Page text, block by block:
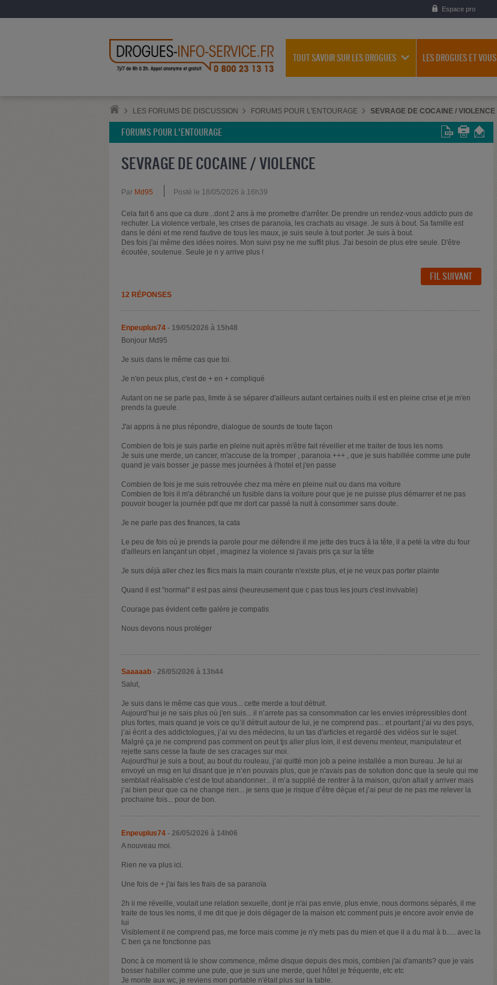
Espace pro
TOUT SAVOIR SUR LES DROGUES LES DROGUES ET VOUS
LES FORUMS DE DISCUSSION FORUMS POUR L'ENTOURAGE SEVRAGE DE COCAINE / VIOLENCE
FORUMS POUR L'ENTOURAGE
SEVRAGE DE COCAINE / VIOLENCE
Par Md95 Posté le 18/05/2026 à 16h39
Cela fait 6 ans que ca dure...dont 2 ans à me promettre d'arrêter. De prendre un rendez-vous addicto puis de
rechuter. La violence verbale, les crises de paranoïa, les crachats au visage. Je suis à bout. Sa famille est
dans le déni et me rend fautive de tous les maux, je suis seule à tout porter. Je suis à bout.
Des fois j'ai même des idées noires. Mon suivi psy ne me suffit plus. J'ai besoin de plus etre seule. D'être
écoutée, soutenue. Seule je n y arrive plus !
FIL SUIVANT
12 RÉPONSES
Enpeuplus74 - 19/05/2026 à 15h48
Bonjour Md95
Je suis dans le même cas que toi.
Je n'en peux plus, c'est de + en + compliqué
Autant on ne se parle pas, limite à se séparer d'ailleurs autant certaines nuits il est en pleine crise et je m'en
prends la gueule.
J'ai appris à ne plus répondre, dialogue de sourds de toute façon
Combien de fois je suis partie en pleine nuit après m'être fait réveiller et me traiter de tous les noms
Je suis une merde, un cancer, m'accuse de la tromper , paranoia +++ , que je suis habillée comme une pute
quand je vais bosser ,je passe mes journées à l'hotel et j'en passe
Combien de fois je me suis retrouvée chez ma mère en pleine nuit ou dans ma voiture
Combien de fois il m'a débranché un fusible dans la voiture pour que je ne puisse plus démarrer et ne pas
pouvoir bouger la journée pdt que mr dort car passé la nuit à consommer sans doute.
Je ne parle pas des finances, la cata
Le peu de fois où je prends la parole pour me défendre il me jette des trucs à la tête, il a peté la vitre du four
d'ailleurs en lançant un objet , imaginez la violence si j'avais pris ça sur la tête
Je suis déjà aller chez les flics mais la main courante n'existe plus, et je ne veux pas porter plainte
Quand il est "normal" il est pas ainsi (heureusement que c pas tous les jours c'est invivable)
Courage pas évident cette galère je compatis
Nous devons nous protéger
Saaaaab - 26/05/2026 à 13h44
Salut,
Je suis dans le même cas que vous... cette merde a tout détruit.
Aujourd’hui je ne sais plus où j'en suis... il n’arrete pas sa consommation car les envies irrépressibles dont
plus fortes, mais quand je vois ce qu’il détruit autour de lui, je ne comprend pas... et pourtant j’ai vu des psys,
j’ai écrit a des addictologues, j’ai vu des médecins, lu un tas d'articles et regardé des vidéos sur le sujet.
Malgré ça je ne comprend pas comment on peut tjs aller plus loin, il est devenu menteur, manipulateur et
rejette sans cesse la faute de ses cracages sur moi.
Aujourd'hui je suis a bout, au bout du rouleau, j’ai quitté mon job a peine installée a mon bureau. Je lui ai
envoyé un msg en lui disant que je n’en pouvais plus, que je n'avais pas de solution donc que la seule qui me
semblait réalisable c’est de tout abandonner... il m’a supplié de rentrer à la maison, qu'on allait y arriver mais
j’ai bien peur que ca ne change rien... je sens que je risque d’être déçue et j’ai peur de ne pas me relever la
prochaine fois... pour de bon.
Enpeuplus74 - 26/05/2026 à 14h06
A nouveau moi.
Rien ne va plus ici.
Une fois de + j'ai fais les frais de sa paranoïa
2h ii me réveille, voulait une relation sexuelle, dont je n'ai pas envie, plus envie, nous dormons séparés, il me
traite de tous les noms, il me dit que je dois dégager de la maison etc comment puis je encore avoir envie de
lui
Visiblement il ne comprend pas, me force mais comme je n'y mets pas du mien et que il a du mal à b..... avec la
C ben ça ne fonctionne pas
Donc à ce moment là le show commence, même disque depuis des mois, combien j'ai d'amants? que je vais
bosser habiller comme une pute, que je suis une merde, quel hôtel je fréquente, etc etc
Je monte aux wc, je reviens mon portable n'était plus sur la table.